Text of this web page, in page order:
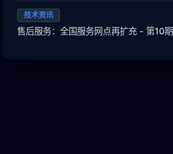
技术资讯
售后服务：全国服务网点再扩充 - 第10期